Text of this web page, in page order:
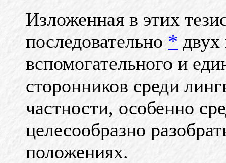
Изложенная в этих
последовательно *
вспомогательного и
сторонников среди
частности, особенно
целесообразно
положениях.